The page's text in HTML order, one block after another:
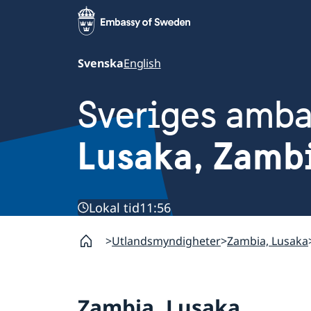
SvenskaEnglish
Sveriges
Lusaka,
Lokal tid11:56
Utlandsmyndigheter Zambia, Lusaka